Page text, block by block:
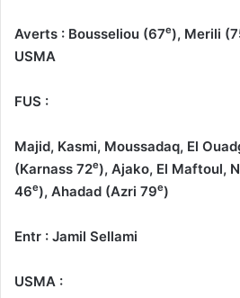
Averts : Bousseliou (67e), Merili
USMA
FUS :
Majid, Kasmi, Moussadaq, El
(Karnass 72e), Ajako, El Maftoul,
46e), Ahadad (Azri 79e)
Entr : Jamil Sellami
USMA :